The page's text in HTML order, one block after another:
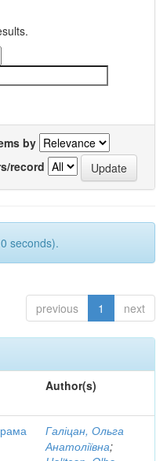
by
record
seconds).
previous 1 next
Author(s)
Галіцан, Ольга
Анатоліївна;